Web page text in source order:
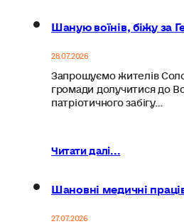
Шаную воїнів, біжу за
28.07.2026
Запрошуємо жителів
громади долучитися до
патріотичного забігу…
Читати далі...
Шановні медичні
27.07.2026